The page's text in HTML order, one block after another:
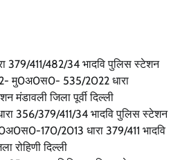
411/482/34 भादवि पुलिस स्टेशन
2- मु0अ0स0- 535/2022 धारा
मंडावली जिला पूर्वी दिल्ली
356/379/411/34 भादवि पुलिस स्टेशन
170/2013 धारा 379/411 भादवि
रोहिणी दिल्ली